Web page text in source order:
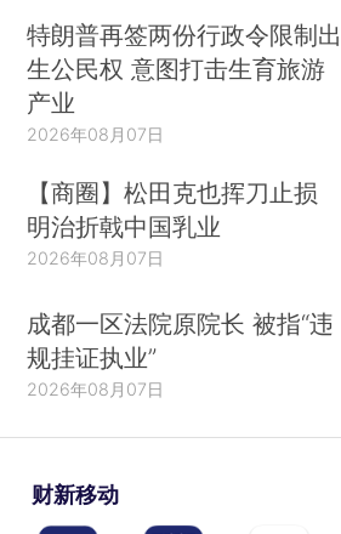
特朗普再签两份行政令限制出
生公民权 意图打击生育旅游
产业
2026年08月07日
【商圈】松田克也挥刀止损
明治折戟中国乳业
2026年08月07日
成都一区法院原院长 被指“违
规挂证执业”
2026年08月07日
财新移动